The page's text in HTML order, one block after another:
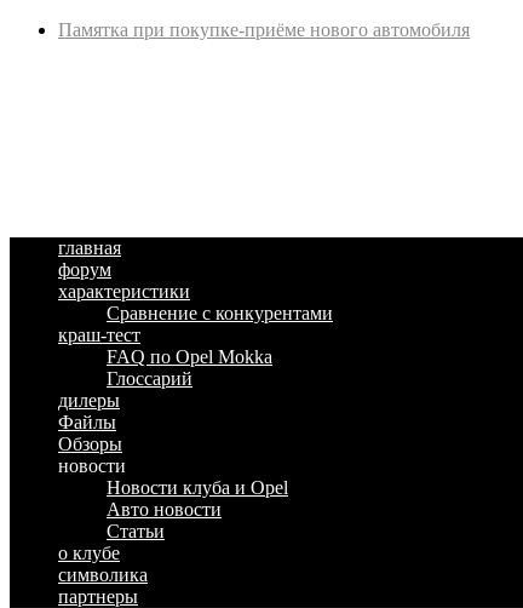
Памятка при покупке-приёме нового автомобиля
главная
форум
характеристики
Сравнение с конкурентами
краш-тест
FAQ по Opel Mokka
Глоссарий
дилеры
Файлы
Обзоры
новости
Новости клуба и Opel
Авто новости
Статьи
о клубе
символика
партнеры